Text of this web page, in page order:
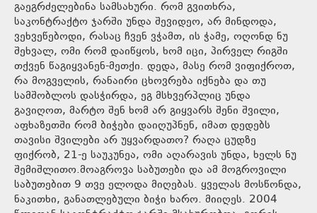
გაეგრძელებინა სამსახური. რომ გვითხრა,
საკონტრაქტო ჯარში უნდა შევიდეო, არ მინდოდა,
ვეხვეწებოდი, რასაც ჩვენ ვჭამთ, ის ჭამე, ოღონდ ნუ
შეხვალ, ომი რომ დაიწყოს, ხომ იცი, პირველ რიგში
თქვენ წაგიყვანენ-მეთქი. დედა, მასე რომ ვიფიქროთ,
რა მოგველის, რანაირი ცხოვრება იქნება და თუ
სამშობლოს დასჭირდა, ეგ მსხვერპლიც უნდა
გავიღოთ, მარტო შენ ხომ არ გიყვარს შენი შვილი,
აფხაზეთში რომ ბიჭები დაიღუპნენ, იმათ დედებს
თავისი შვილები არ უყვარდათო? რაღა ცუდზე
ფიქრობ, 21-ე საუკუნეა, ომი აღარავის უნდა, ხელს ნუ
შემიშლითო.მოაგროვა საბუთები და ამ მოგროვილი
საბუთებით 9 თვე ელოდა მიღებას. ყველას მოსწონდა,
ნაკითხი, განათლებული ბიჭი ხარო. მიიღეს. 2004